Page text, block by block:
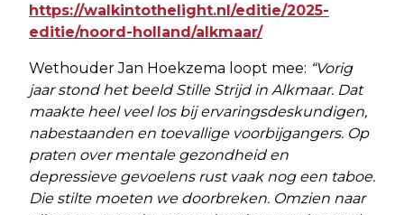
https://walkintothelight.nl/editie/2025-
editie/noord-holland/alkmaar/
Wethouder Jan Hoekzema loopt mee: “Vorig
jaar stond het beeld Stille Strijd in Alkmaar. Dat
maakte heel veel los bij ervaringsdeskundigen,
nabestaanden en toevallige voorbijgangers. Op
praten over mentale gezondheid en
depressieve gevoelens rust vaak nog een taboe.
Die stilte moeten we doorbreken. Omzien naar